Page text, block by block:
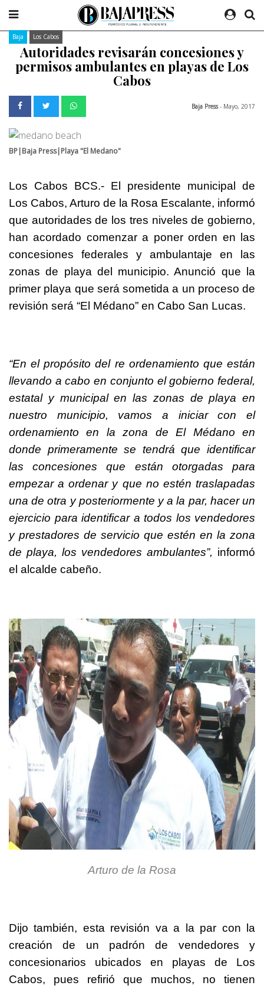
Baja Los Cabos
Autoridades revisarán concesiones y
permisos ambulantes en playas de Los
Cabos
Baja Press - Mayo, 2017
BP|Baja Press|Playa "El Medano"
Los Cabos BCS.- El presidente municipal de
Los Cabos, Arturo de la Rosa Escalante, informó
que autoridades de los tres niveles de gobierno,
han acordado comenzar a poner orden en las
concesiones federales y ambulantaje en las
zonas de playa del municipio. Anunció que la
primer playa que será sometida a un proceso de
revisión será “El Médano” en Cabo San Lucas.
“En el propósito del re ordenamiento que están
llevando a cabo en conjunto el gobierno federal,
estatal y municipal en las zonas de playa en
nuestro municipio, vamos a iniciar con el
ordenamiento en la zona de El Médano en
donde primeramente se tendrá que identificar
las concesiones que están otorgadas para
empezar a ordenar y que no estén traslapadas
una de otra y posteriormente y a la par, hacer un
ejercicio para identificar a todos los vendedores
y prestadores de servicio que estén en la zona
de playa, los vendedores ambulantes”, informó
el alcalde cabeño.
Arturo de la Rosa
Dijo también, esta revisión va a la par con la
creación de un padrón de vendedores y
concesionarios ubicados en playas de Los
Cabos, pues refirió que muchos, no tienen